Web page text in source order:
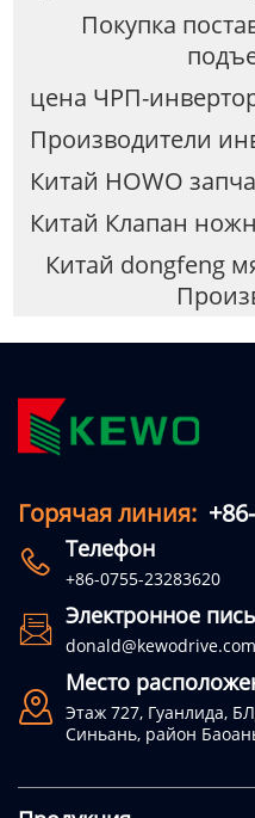
Покупка
цена ЧРП-
Производители
Китай HOWO
Китай Клапан
Китай dongfeng
Горячая линия:
 Телефон
+86-0755-23283620
 Электронное
donald@kewodrive.com

Место
Этаж 727, Гуанлида,
Синьань, район